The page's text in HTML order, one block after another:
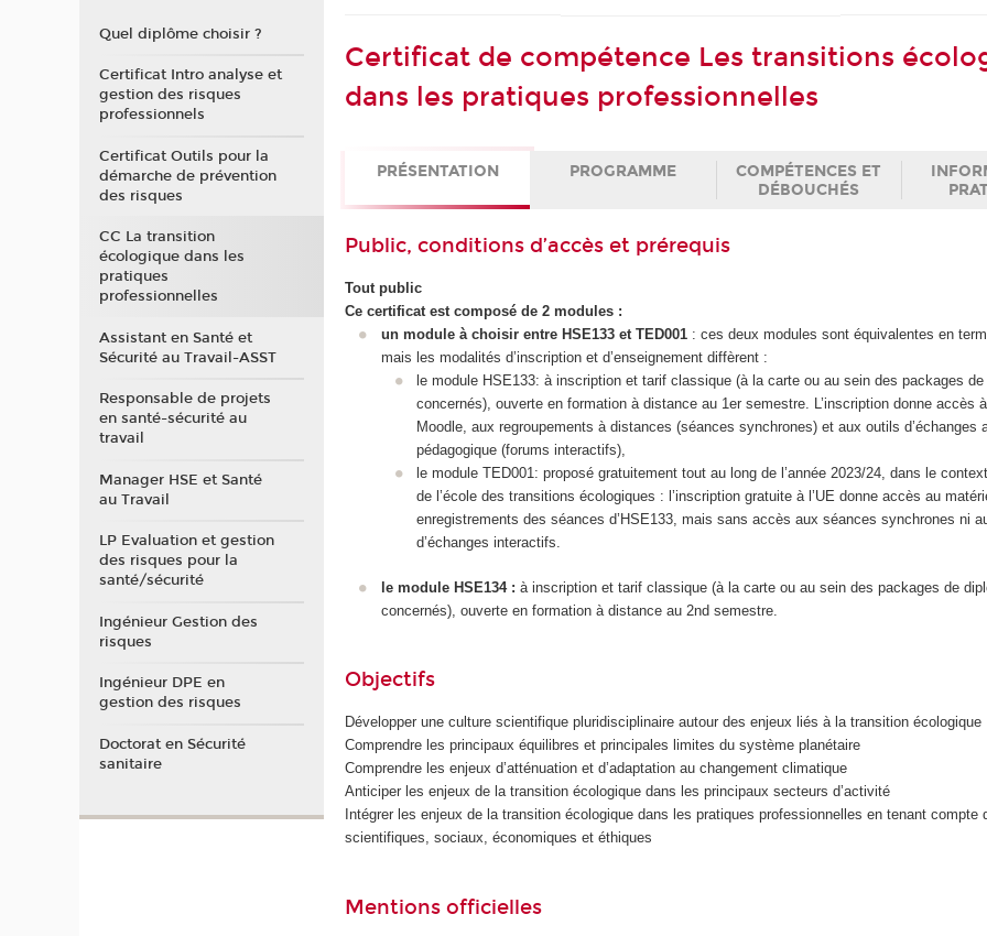
Certificat de compétence Les transitions
dans les pratiques professionnelles
PRÉSENTATION PROGRAMME
COMPÉTENCES ET
DÉBOUCHÉS
Public, conditions d’accès et prérequis
Tout public
Ce certificat est composé de 2 modules :
un module à choisir entre HSE133 et TED001 : ces deux modules sont équivalentes en
mais les modalités d’inscription et d’enseignement diffèrent :
le module HSE133: à inscription et tarif classique (à la carte ou au sein des packages de
concernés), ouverte en formation à distance au 1er semestre. L’inscription donne accès
Moodle, aux regroupements à distances (séances synchrones) et aux outils d’échanges
pédagogique (forums interactifs),
le module TED001: proposé gratuitement tout au long de l’année 2023/24, dans le
de l’école des transitions écologiques : l’inscription gratuite à l’UE donne accès au
enregistrements des séances d’HSE133, mais sans accès aux séances synchrones ni
d’échanges interactifs.
le module HSE134 : à inscription et tarif classique (à la carte ou au sein des packages de
concernés), ouverte en formation à distance au 2nd semestre.
Objectifs
Développer une culture scientifique pluridisciplinaire autour des enjeux liés à la transition écologique
Comprendre les principaux équilibres et principales limites du système planétaire
Comprendre les enjeux d’atténuation et d’adaptation au changement climatique
Anticiper les enjeux de la transition écologique dans les principaux secteurs d’activité
Intégrer les enjeux de la transition écologique dans les pratiques professionnelles en tenant compte
scientifiques, sociaux, économiques et éthiques
Mentions officielles
Quel diplôme choisir ?
Certificat Intro analyse et
gestion des risques
professionnels
Certificat Outils pour la
démarche de prévention
des risques
CC La transition
écologique dans les
pratiques
professionnelles
Assistant en Santé et
Sécurité au Travail-ASST
Responsable de projets
en santé-sécurité au
travail
Manager HSE et Santé
au Travail
LP Evaluation et gestion
des risques pour la
santé/sécurité
Ingénieur Gestion des
risques
Ingénieur DPE en
gestion des risques
Doctorat en Sécurité
sanitaire